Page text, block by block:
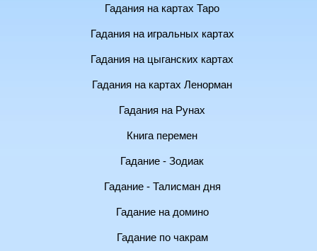
Гадания на картах Таро
Гадания на игральных картах
Гадания на цыганских картах
Гадания на картах Ленорман
Гадания на Рунах
Книга перемен
Гадание - Зодиак
Гадание - Талисман дня
Гадание на домино
Гадание по чакрам